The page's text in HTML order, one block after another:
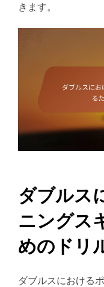
きます。
ダブルス
ニングス
めのドリ
ダブルスにおける